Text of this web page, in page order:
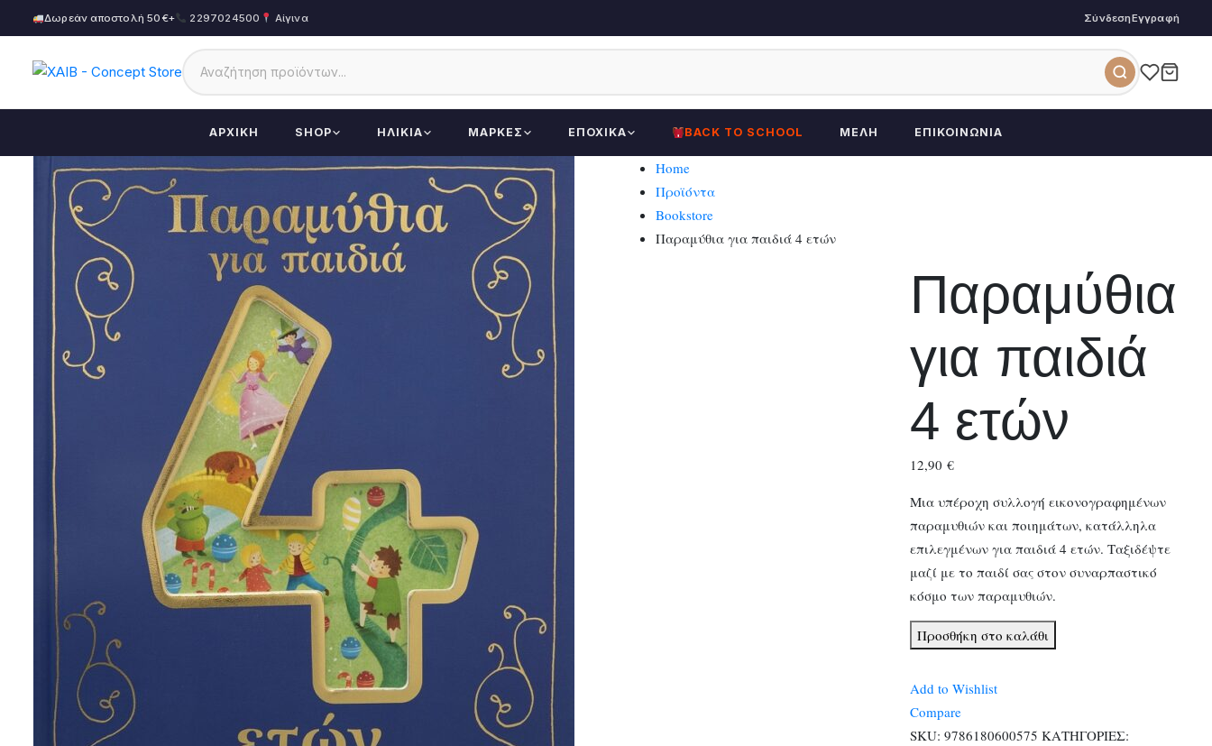
Δωρεάν αποστολή 50€+ 2297024500 Αίγινα ΣύνδεσηΕγγραφή
ΑΡΧΙΚΉ SHOP ΗΛΙΚΊΑ ΜΆΡΚΕΣ ΕΠΟΧΙΚΆ BACK TO SCHOOL ΜΈΛΗ ΕΠΙΚΟΙΝΩΝΊΑ
Home
Προϊόντα
Bookstore
Παραμύθια για παιδιά 4 ετών
Παραμύθια
για παιδιά
4 ετών
12,90€
Μια υπέροχη συλλογή εικονογραφημένων
παραμυθιών και ποιημάτων, κατάλληλα
επιλεγμένων για παιδιά 4 ετών. Ταξιδέψτε
μαζί με το παιδί σας στον συναρπαστικό
κόσμο των παραμυθιών.
Παραμύθια
για
ετών
Προσθήκη στο καλάθι
Add to Wishlist
Compare
SKU: 9786180600575 ΚΑΤΗΓΟΡΙΕΣ: